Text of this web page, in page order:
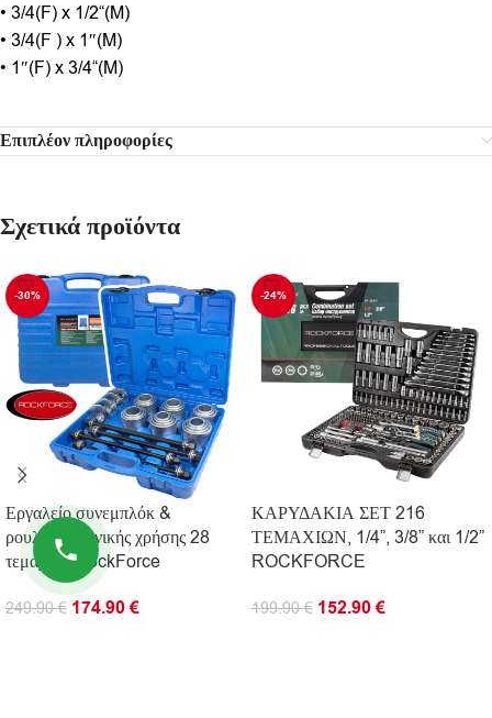
• 3/4(F) x 1/2“(M)
• 3/4(F ) x 1″(M)
• 1″(F) x 3/4“(M)
Επιπλέον πληροφορίες
Σχετικά προϊόντα
-30%
Εργαλείο συνεμπλόκ &
ρουλεμάν γενικής χρήσης 28
τεμαχίων RockForce
249.90€ 174.90€
-24%
ΚΑΡΥΔΑΚΙΑ ΣΕΤ 216
ΤΕΜΑΧΙΩΝ, 1/4”, 3/8” και 1/2”
ROCKFORCE
199.90€ 152.90€